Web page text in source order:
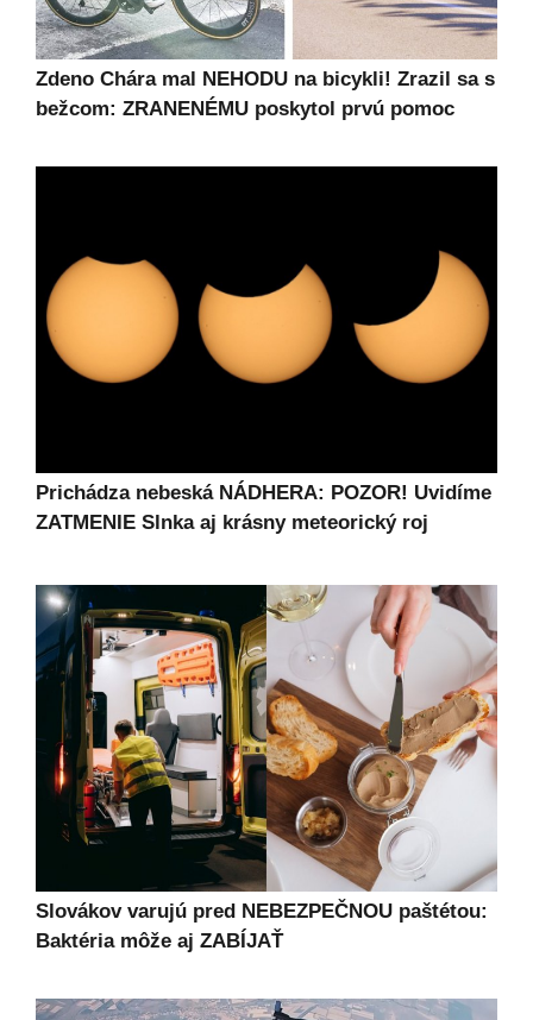
Zdeno Chára mal NEHODU na bicykli! Zrazil sa s
bežcom: ZRANENÉMU poskytol prvú pomoc
Prichádza nebeská NÁDHERA: POZOR! Uvidíme
ZATMENIE Slnka aj krásny meteorický roj
Slovákov varujú pred NEBEZPEČNOU paštétou:
Baktéria môže aj ZABÍJAŤ